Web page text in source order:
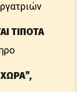
ΤΙΠΟΤΑ